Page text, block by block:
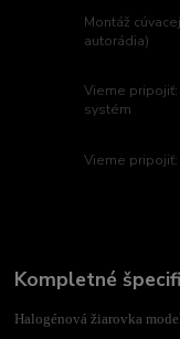
Montáž
autorádia)
Vieme pripojiť:
systém
Vieme pripojiť:
Kompletné
Halogénová žiarovka